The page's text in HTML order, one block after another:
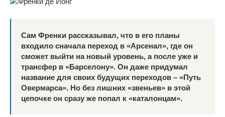
Сам Френки рассказывал, что в его планы
входило сначала переход в «Арсенал», где он
сможет выйти на новый уровень, а после уже и
трансфер в «Барселону». Он даже придумал
название для своих будущих переходов – «Путь
Овермарса». Но без лишних «звеньев» в этой
цепочке он сразу же попал к «каталонцам».